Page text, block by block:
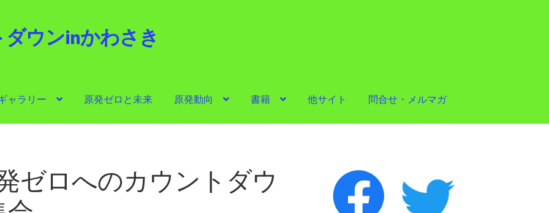
ウンinかわさき
ャラリー 原発ゼロと未来 原発動向 書籍 他サイト 問合せ・メルマガ
ゼロへのカウントダウ